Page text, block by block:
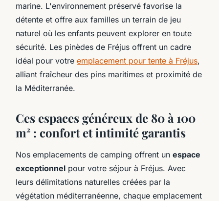
marine. L'environnement préservé favorise la
détente et offre aux familles un terrain de jeu
naturel où les enfants peuvent explorer en toute
sécurité. Les pinèdes de Fréjus offrent un cadre
idéal pour votre emplacement pour tente à Fréjus,
alliant fraîcheur des pins maritimes et proximité de
la Méditerranée.
Ces espaces généreux de 80 à 100
m² : confort et intimité garantis
Nos emplacements de camping offrent un espace
exceptionnel pour votre séjour à Fréjus. Avec
leurs délimitations naturelles créées par la
végétation méditerranéenne, chaque emplacement